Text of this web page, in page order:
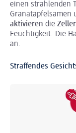
einen strahlenden
Granatapfelsamen
aktivieren die
Feuchtigkeit. Die
an.
Straffendes